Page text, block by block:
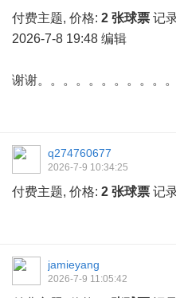
付费主题, 价格: 2 张球票 记
2026-7-8 19:48 编辑
谢谢。。。。。。。。。。
q274760677
2026-7-9 10:34:25
付费主题, 价格: 2 张球票 记
jamieyang
2026-7-9 11:05:42